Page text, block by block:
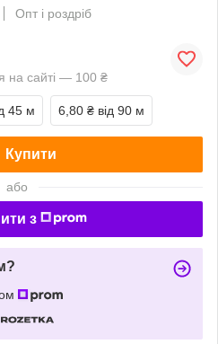
Опт і роздріб
на сайті — 100 ₴
45 м 6,80 ₴ від 90 м
Купити
або
з